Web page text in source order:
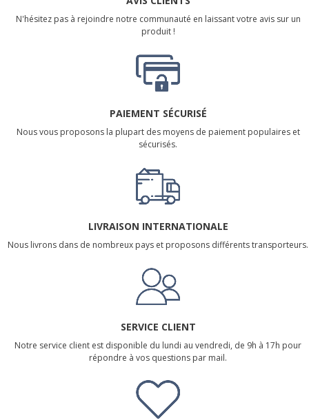
N'hésitez pas à rejoindre notre communauté en laissant votre avis sur un
produit !
PAIEMENT SÉCURISÉ
Nous vous proposons la plupart des moyens de paiement populaires et
sécurisés.
LIVRAISON INTERNATIONALE
Nous livrons dans de nombreux pays et proposons différents transporteurs.
SERVICE CLIENT
Notre service client est disponible du lundi au vendredi, de 9h à 17h pour
répondre à vos questions par mail.